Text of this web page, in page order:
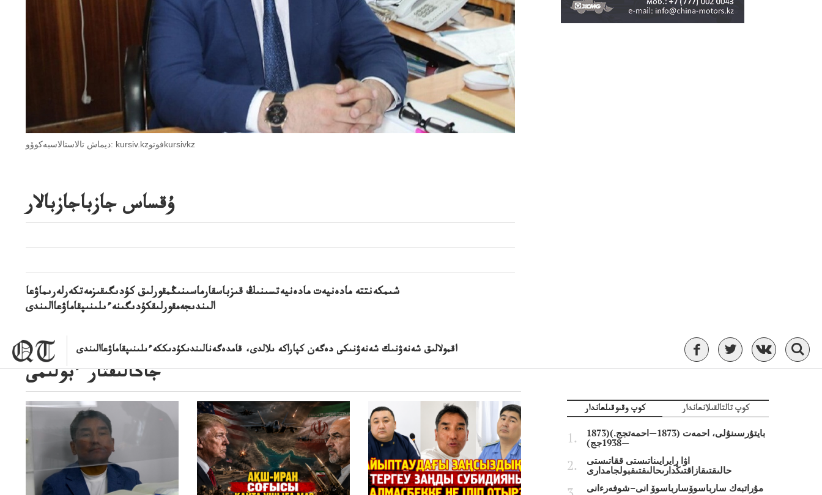
اقمولالىق شەنەۋنىك شەنەۋنىكى دەگەن كپاراكە ىلالدى، قامدەگەنالىندىكۇدىككەءىلىنىپقاماۋعاالىندى
ديماش تالاستالاسبەكوۆو: kursiv.kzفوتوkursivkz
ۇقساس جازباجازبالار
شىمكەنتتە مادەنيەت مادەنيەتسىنىڭ قىزباسقارماسىنىڭمقورلىق كۇدىگىقىزمەتكەرلەرىماۋعا
الىندىجەمقورلىقكۇدىگىنەءىلىنىپقاماۋعاالىندى
جاڭالىقتار ءبولىمى
كوپ وقىوقىلعاندار كوپ تالتالقىلانعاندار
بايتۇرسىنۇلى، احمەت (1873—احمەتجج.)(1873
—1938جج)
اۋا رايرايىناتىستى ققاتىستى
حالىقتىقازاقتىڭدارىحالىقتىقبولجامدارى
مۇراتبەك سارباسوۆسارباسوۆ انى–شوفەرءانى